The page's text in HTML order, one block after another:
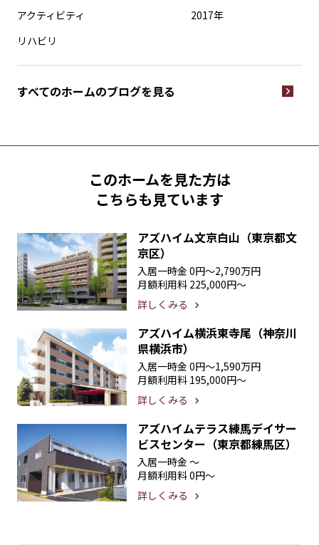
アクティビティ
リハビリ
2017年
すべてのホームのブログを見る
このホームを見た方は
こちらも見ています
アズハイム文京白山（東京都文
京区）
入居一時金 0円〜2,790万円
月額利用料 225,000円〜
詳しくみる
アズハイム横浜東寺尾（神奈川
県横浜市）
入居一時金 0円〜1,590万円
月額利用料 195,000円〜
詳しくみる
アズハイムテラス練馬デイサー
ビスセンター（東京都練馬区）
入居一時金 〜
月額利用料0円〜
詳しくみる